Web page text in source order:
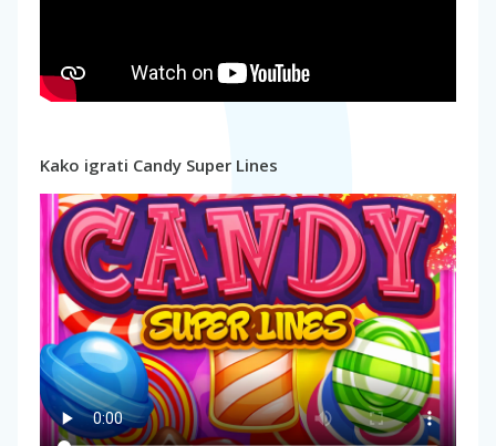
Kako igrati Candy Super Lines